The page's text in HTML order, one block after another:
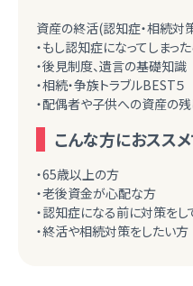
資産の終活(認知症・相続対
・もし認知症になってしまっ
・後見制度、遺言の基礎知識
・相続・争族トラブルBEST５
・配偶者や子供への資産の
こんな方におスス
・65歳以上の方
・老後資金が心配な方
・認知症になる前に対策をし
・終活や相続対策をしたい方